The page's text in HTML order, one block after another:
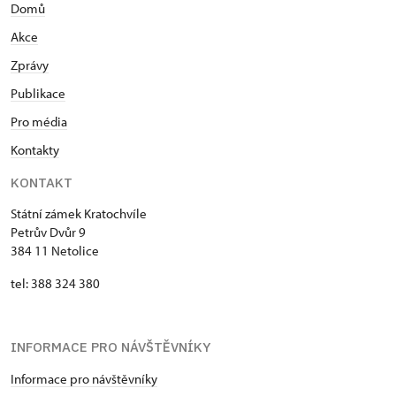
Domů
Akce
Zprávy
Publikace
Pro média
Kontakty
KONTAKT
Státní zámek Kratochvíle
Petrův Dvůr 9
384 11 Netolice
tel: 388 324 380
INFORMACE PRO NÁVŠTĚVNÍKY
Informace pro návštěvníky